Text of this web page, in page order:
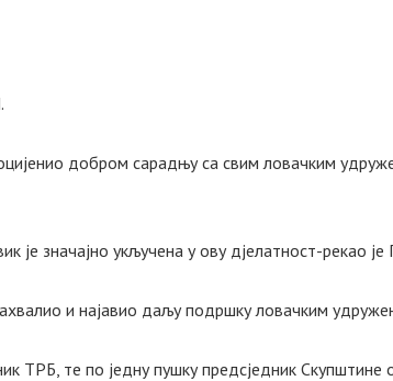
добром сарадњу са свим ловачким
је значајно укључена у ову дјелатност-рекао је
и најавио даљу подршку ловачким
ТРБ, те по једну пушку предсједник Скупштине